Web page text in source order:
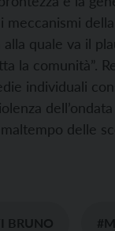
meccanismi
quale va il
la comunità”.
individuali
delle
BRUNO